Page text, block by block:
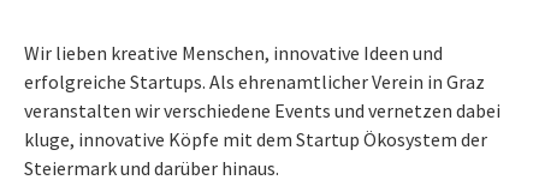
Wir lieben kreative Menschen, innovative Ideen und
erfolgreiche Startups. Als ehrenamtlicher Verein in Graz
veranstalten wir verschiedene Events und vernetzen dabei
kluge, innovative Köpfe mit dem Startup Ökosystem der
Steiermark und darüber hinaus.